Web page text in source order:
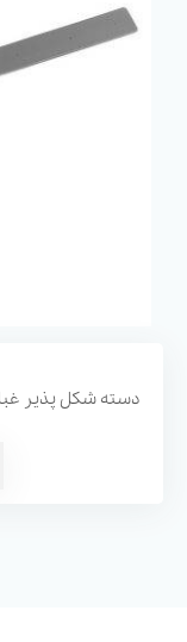
دسته شکل پذیر